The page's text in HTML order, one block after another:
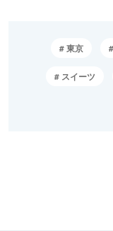
東京
スイーツ